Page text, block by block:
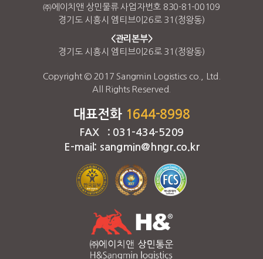
㈜에이치앤 상민물류 사업자번호 830-81-00109
경기도 시흥시 엠티브이26로 31(정왕동)
<관리본부>
경기도 시흥시 엠티브이26로 31(정왕동)
Copyright © 2017 Sangmin Logistics co., Ltd.
All Rights Reserved.
대표전화 1644-8998
FAX : 031-434-5209
E-mail: sangmin@hngr.co.kr